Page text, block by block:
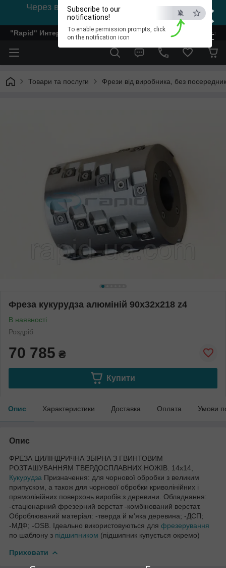
×
ESC
Subscribe to our
notifications!
To enable permission prompts, click
on the notification icon
Через відсутність світла, зв'язок на viber
0978002056
"Rapid" Интернет-магазин деревообрабатывающего
Товари та послуги Фрези від виробника, без
Фреза кукурудза алюміній 90х32х218 z4
В наявності
Роздріб
70 785 ₴
Купити
Опис Характеристики Доставка Оплата Умови
Опис
ФРЕЗА ЦИЛІНДРИЧНА ЗБІРНА З ГВИНТОВИМ
РОЗТАШУВАННЯМ ТВЕРДОСПЛАВНИХ НОЖІВ. 14х14,
Кукурудза Призначення: для чорнової обробки з великим
припуском, а також для чорнової обробки криволінійних і
прямолінійних поверхонь виробів з деревини. Обладнання:
-стаціонарний фрезерний верстат -комбінований верстат.
Оброблюваний матеріал: -тверда й м'яка деревина; -ДСП;
-МДФ; -OSB. Ідеально використовуються для фрезерування
по шаблону з підшипником (підшипник купується окремо)
Приховати